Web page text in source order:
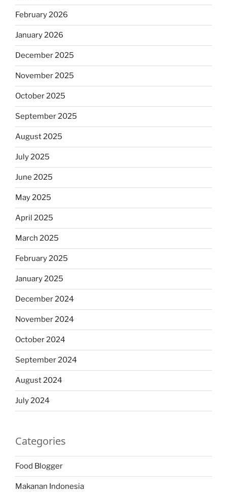
February 2026
January 2026
December 2025
November 2025
October 2025
September 2025
August 2025
July 2025
June 2025
May 2025
April 2025
March 2025
February 2025
January 2025
December 2024
November 2024
October 2024
September 2024
August 2024
July 2024
Categories
Food Blogger
Makanan Indonesia